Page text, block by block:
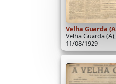
Velha Guarda
Velha Guarda
11/08/1929